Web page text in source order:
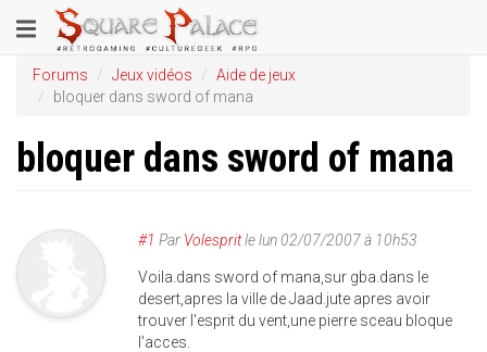
au
contenu
principal
Toggle
navigation
Forums Jeux vidéos
Aide de jeux
bloquer dans sword of mana
bloquer dans sword of mana
#1 Par Volespritlelun 02/07/2007 à 10h53
Voila.dans sword of mana,sur gba.dans le
desert,apres la ville de Jaad.jute apres avoir
trouver l'esprit du vent,une pierre sceau bloque
l'acces.